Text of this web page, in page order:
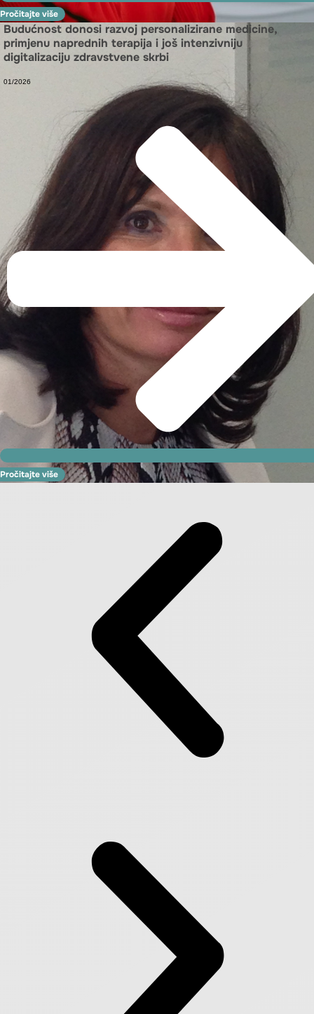
Pročitajte više
Budućnost donosi razvoj personalizirane medicine,
primjenu naprednih terapija i još intenzivniju
digitalizaciju zdravstvene skrbi
01/2026
Pročitajte više